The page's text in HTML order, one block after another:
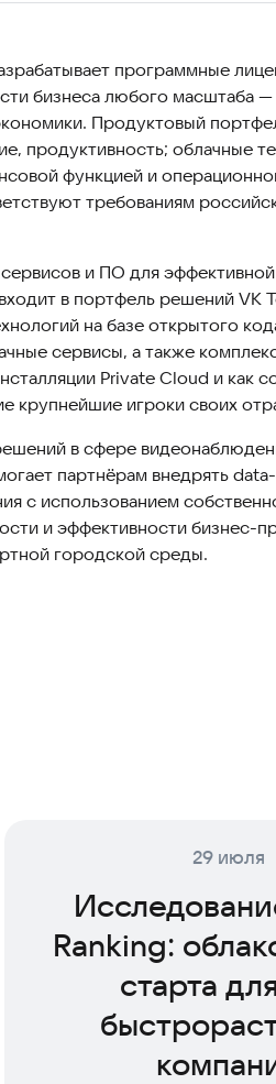
программные
бизнеса любого масштаба
Продуктовый
продуктивность; облачные
функцией и
требованиям
и ПО для эффективной
в портфель решений VK
на базе открытого
сервисы, а также
Private Cloud и как
крупнейшие игроки своих
в сфере
партнёрам внедрять
с использованием
и эффективности бизнес-
городской среды.
29 июля
Ranking:
старта